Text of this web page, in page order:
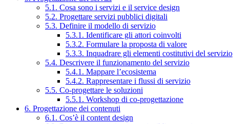
5.1. Cosa sono i servizi e il service design
5.2. Progettare servizi pubblici digitali
5.3. Definire il modello di servizio
5.3.1. Identificare gli attori coinvolti
5.3.2. Formulare la proposta di valore
5.3.3. Inquadrare gli elementi costitutivi del servizio
5.4. Descrivere il funzionamento del servizio
5.4.1. Mappare l’ecosistema
5.4.2. Rappresentare i flussi di servizio
5.5. Co-progettare le soluzioni
5.5.1. Workshop di co-progettazione
6. Progettazione dei contenuti
6.1. Cos’è il content design